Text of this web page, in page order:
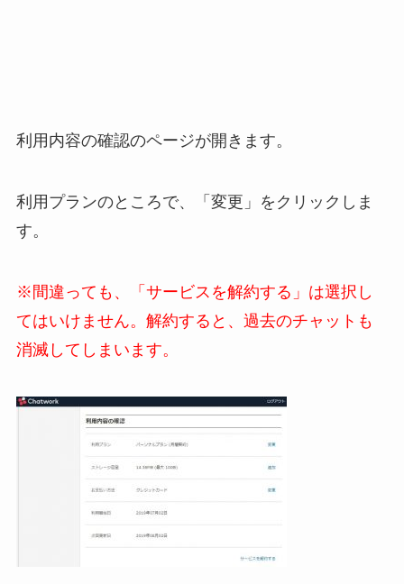
利用内容の確認のページが開きます。
利用プランのところで、「変更」をクリックしま
す。
※間違っても、「サービスを解約する」は選択し
てはいけません。解約すると、過去のチャットも
消滅してしまいます。